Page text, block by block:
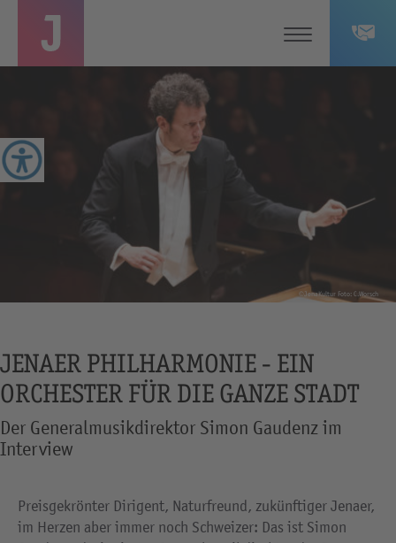
©JenaKultur Foto: C.Worsch
JENAER PHILHARMONIE - EIN
ORCHESTER FÜR DIE GANZE STADT
Der Generalmusikdirektor Simon Gaudenz im
Interview
Preisgekrönter Dirigent, Naturfreund, zukünftiger Jenaer,
im Herzen aber immer noch Schweizer: Das ist Simon